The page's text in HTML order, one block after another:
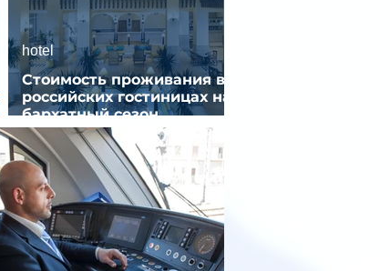
Стоимость проживания в
российских гостиницах на
бархатный сезон
снизилась на 9%
hotel